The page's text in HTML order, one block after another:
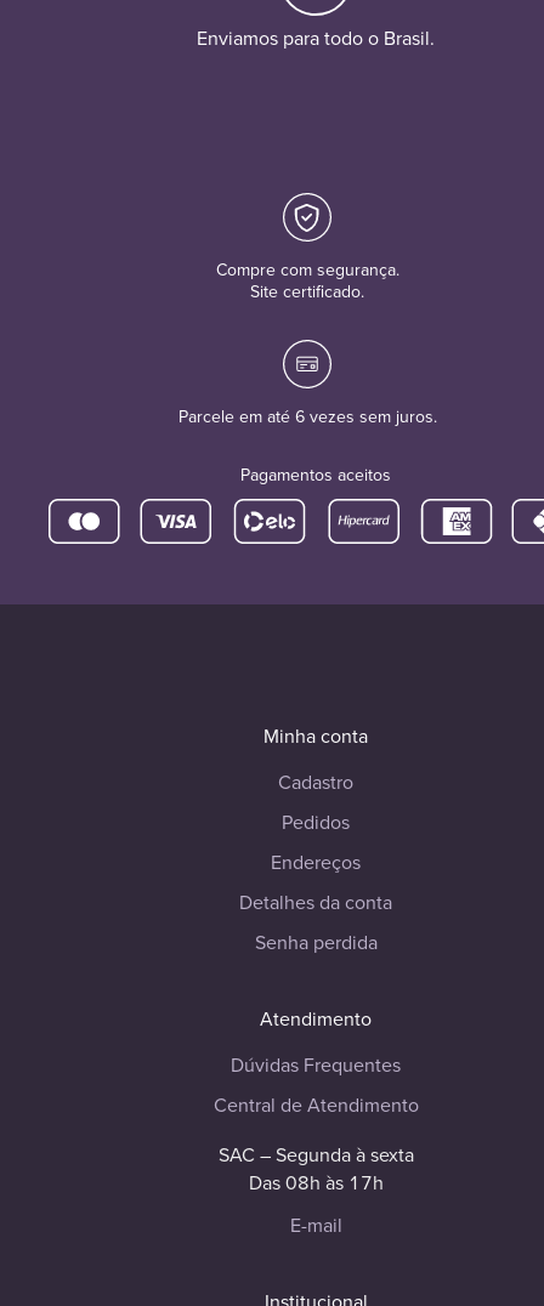
Enviamos para todo o Brasil.
Compre com segurança.
Site certificado.
Parcele em até 6 vezes sem juros.
Pagamentos aceitos
Minha conta
Cadastro
Pedidos
Endereços
Detalhes da conta
Senha perdida
Atendimento
Dúvidas Frequentes
Central de Atendimento
SAC – Segunda à sexta
Das 08h às 17h
E-mail